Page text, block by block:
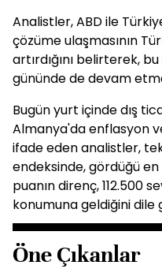
Analistler, ABD ile
çözüme ulaşmasının
artırdığını belirterek,
gününde de devam
Bugün yurt içinde dış
Almanya'da enflasyon
ifade eden analistler,
endeksinde, gördüğü en
puanın direnç, 112.500
konumuna geldiğini dile
Öne Çıkanlar